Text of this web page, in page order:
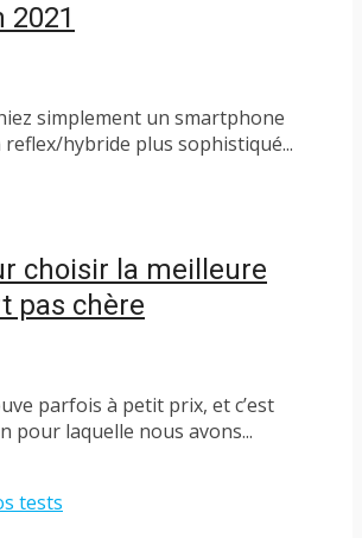
2021
simplement un smartphone
hybride plus sophistiqué...
choisir la meilleure
pas chère
parfois à petit prix, et c’est
pour laquelle nous avons...
tests